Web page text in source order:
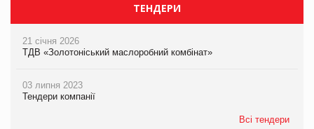
ТЕНДЕРИ
21 січня 2026
ТДВ «Золотоніський маслоробний комбінат»
03 липня 2023
Тендери компанії
Всі тендери